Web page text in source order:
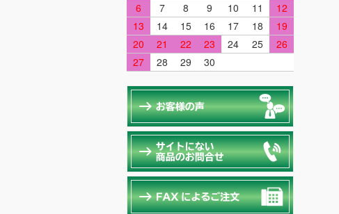
6
7 8 9 10 11
12
13
14 15 16 17 18
19
20
21 22 23 24 25
26
27
28 29 30